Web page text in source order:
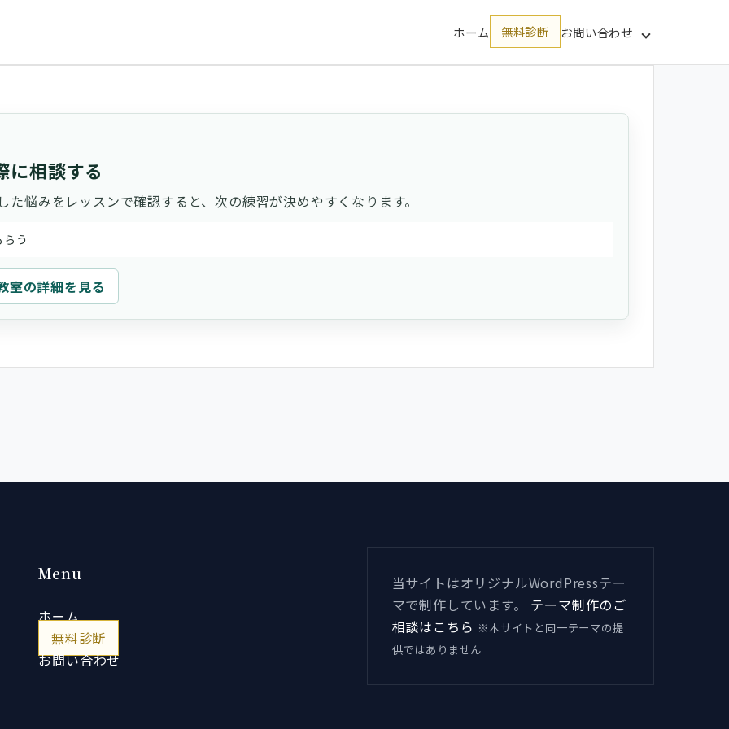
ホーム 無料診断 お問い合わせ
に相談する
悩みをレッスンで確認すると、次の練習が決めやすくなります。
う
室の詳細を見る
Menu
ホーム
無料診断
お問い合わせ
当サイトはオリジナルWordPressテー
マで制作しています。
テーマ制作のご
相談はこちら ※本サイトと同一テーマの提
供ではありません